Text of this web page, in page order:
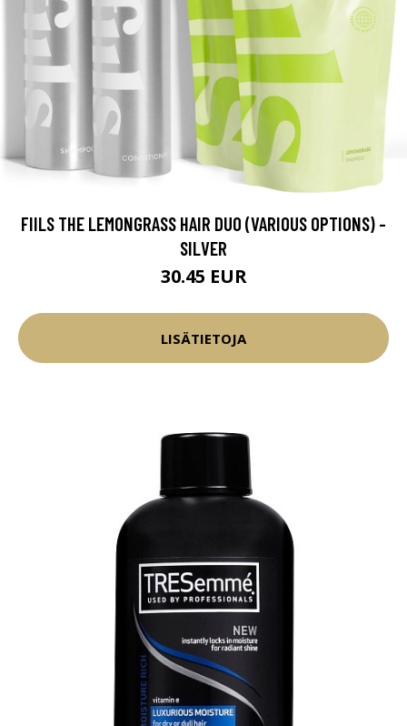
FIILS THE LEMONGRASS HAIR DUO (VARIOUS OPTIONS) -
SILVER
30.45 EUR
LISÄTIETOJA